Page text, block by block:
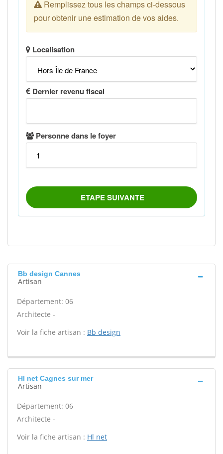
Bb design Cannes
Artisan
Département: 06
Architecte -
Voir la fiche artisan : Bb design
Hl net Cagnes sur mer
Artisan
Département: 06
Architecte -
Voir la fiche artisan : Hl net